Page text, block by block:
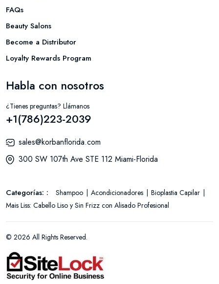
FAQs
Beauty Salons
Become a Distributor
Loyalty Rewards Program
Habla con nosotros
¿Tienes preguntas? Llámanos
+1(786)223-2039
sales@korbanflorida.com
300 SW 107th Ave STE 112 Miami-Florida
Categorías: : Shampoo Acondicionadores
Bioplastia Capilar
Mais Liss: Cabello Liso y Sin Frizz con Alisado Profesional
© 2026 All Rights Reserved.